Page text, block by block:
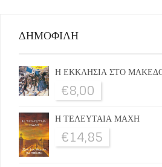
ΔΗΜΟΦΙΛΗ
Η ΕΚΚΛΗΣΙΑ ΣΤΟ
€8,00
Η ΤΕΛΕΥΤΑΙΑ ΜΑΧΗ
€14,85